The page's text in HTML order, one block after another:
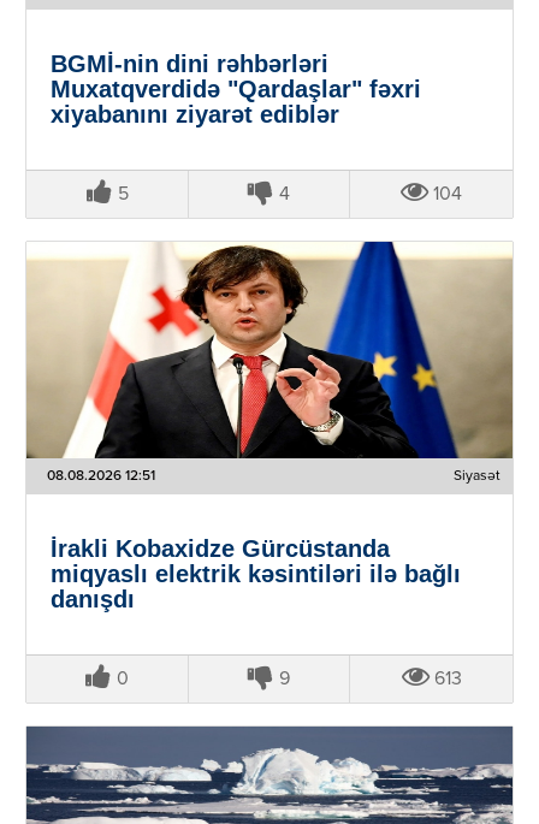
BGMİ-nin dini rəhbərləri
Muxatqverdidə "Qardaşlar" fəxri
xiyabanını ziyarət ediblər
5 4 104
08.08.2026 12:51 Siyasət
İrakli Kobaxidze Gürcüstanda
miqyaslı elektrik kəsintiləri ilə bağlı
danışdı
0 9 613